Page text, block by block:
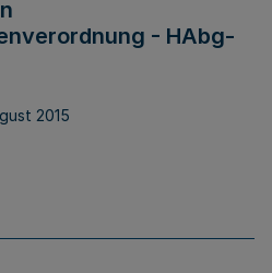
- HAbg-
2015